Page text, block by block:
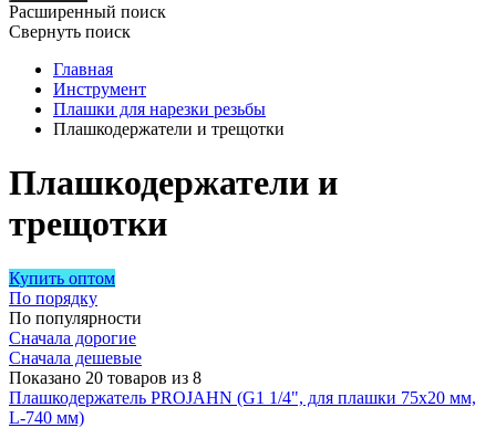
Расширенный поиск
Свернуть поиск
Главная
Инструмент
Плашки для нарезки резьбы
Плашкодержатели и трещотки
Плашкодержатели и
трещотки
Купить оптом
По порядку
По популярности
Сначала дорогие
Сначала дешевые
Показано 20 товаров из 8
Плашкодержатель PROJAHN (G1 1/4", для плашки 75х20 мм,
L-740 мм)